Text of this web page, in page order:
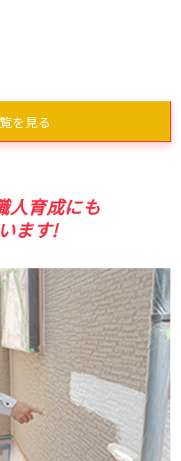
を見る
人育成にも
ます!